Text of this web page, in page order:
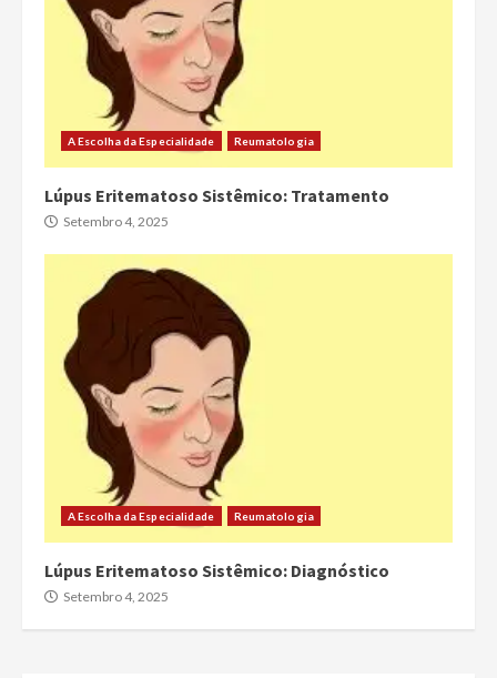
A Escolha da Especialidade Reumatologia
Lúpus Eritematoso Sistêmico: Tratamento
Setembro 4, 2025
A Escolha da Especialidade Reumatologia
Lúpus Eritematoso Sistêmico: Diagnóstico
Setembro 4, 2025